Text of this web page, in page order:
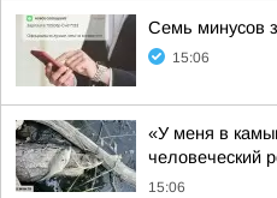
Семь минусов
15:06
«У меня в
человеческий
15:06